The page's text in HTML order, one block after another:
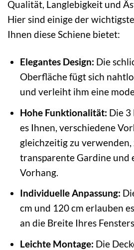
Qualität, Langlebigkeit und
Hier sind einige der
Ihnen diese Schiene bietet:
Elegantes Design: Die
Oberfläche fügt sich
und verleiht ihm eine
Hohe Funktionalität: Die 3
es Ihnen, verschiedene
gleichzeitig zu verwenden,
transparente Gardine und
Vorhang.
Individuelle Anpassung:
cm und 120 cm erlauben
an die Breite Ihres
Leichte Montage: Die